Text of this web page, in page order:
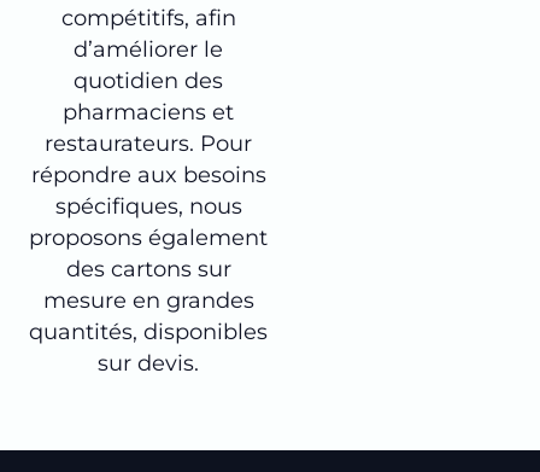
compétitifs, afin
d’améliorer le
quotidien des
pharmaciens et
restaurateurs. Pour
répondre aux besoins
spécifiques, nous
proposons également
des cartons sur
mesure en grandes
quantités, disponibles
sur devis.